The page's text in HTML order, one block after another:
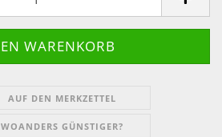
AUF DEN MERKZETTEL
WOANDERS GÜNSTIGER?